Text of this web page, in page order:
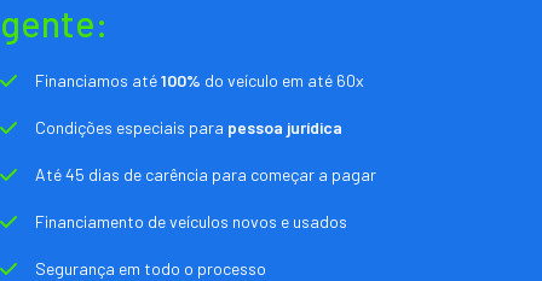
gente:
Financiamos até100% do veículo em até 60x
Condições especiais para pessoa jurídica
Até 45 dias de carência para começar a pagar
Financiamento de veículos novos e usados
Segurança em todo o processo